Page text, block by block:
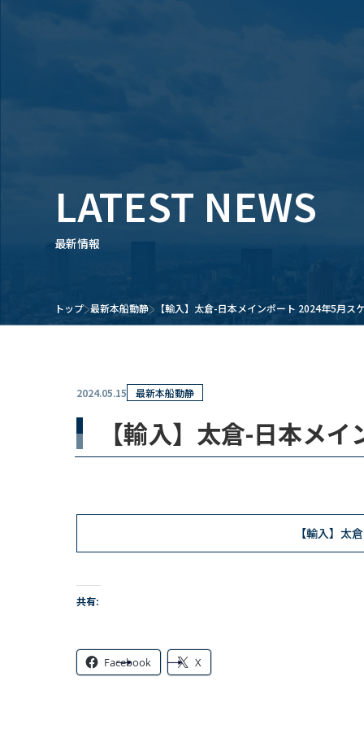
LATEST NEWS
最新情報
トップ 最新本船動静 【輸入】太倉-日本メインポート 2024年5月ス
2024.05.15 最新本船動静
【輸入】太倉-日本メ
【輸入】太
共有:
Facebook X